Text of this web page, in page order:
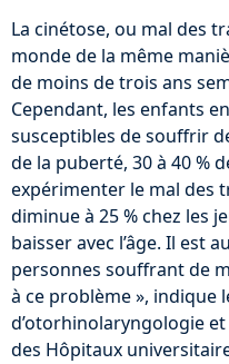
La cinétose, ou mal des
monde de la même
de moins de trois ans
Cependant, les enfants
susceptibles de souffrir
de la puberté, 30 à 40 %
expérimenter le mal des
diminue à 25 % chez les
baisser avec l’âge. Il est
personnes souffrant de
à ce problème », indique
d’otorhinolaryngologie
des Hôpitaux